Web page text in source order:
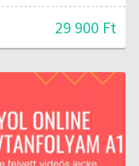
29 900 Ft